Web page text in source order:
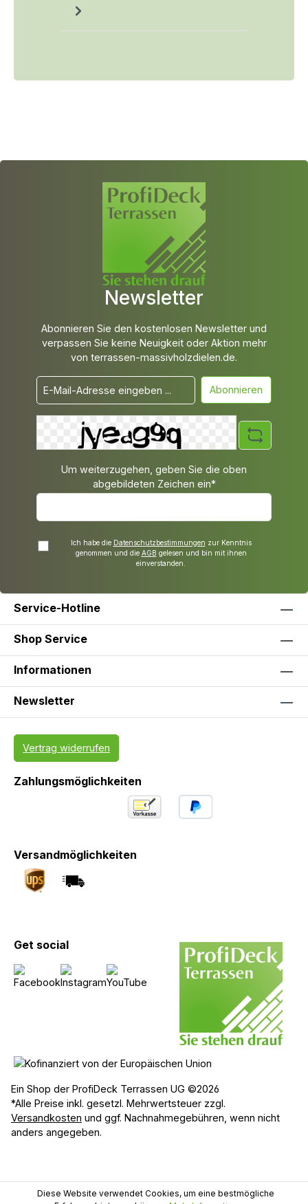
Newsletter
Abonnieren Sie den kostenlosen Newsletter und
verpassen Sie keine Neuigkeit oder Aktion mehr
von terrassen-massivholzdielen.de.
Abonnieren
Um weiterzugehen, geben Sie die oben
abgebildeten Zeichen ein*
Ich habe die Datenschutzbestimmungen zur Kenntnis
genommen und die AGB gelesen und bin mit ihnen
einverstanden.
Service-Hotline
Shop Service
Informationen
Newsletter
Vertrag widerrufen
Zahlungsmöglichkeiten
Versandmöglichkeiten
Get social
Ein Shop der ProfiDeck Terrassen UG ©2026
*Alle Preise inkl. gesetzl. Mehrwertsteuer zzgl.
Versandkosten und ggf. Nachnahmegebühren, wenn nicht
anders angegeben.
Diese Website verwendet Cookies, um eine bestmögliche